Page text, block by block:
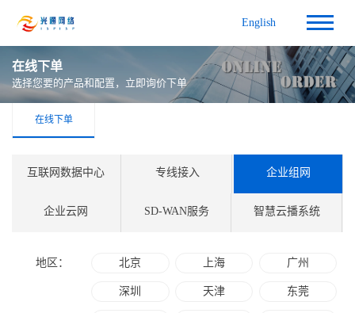
English
在线下单
选择您要的产品和配置，立即询价下单
在线下单
互联网数据中心 专线接入 企业组网
企业云网 SD-WAN服务 智慧云播系统
地区： 北京 上海 广州
深圳 天津 东莞